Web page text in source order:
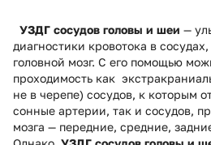
УЗДГ сосудов головы и шеи —
диагностики кровотока в
головной мозг. С его помощью
проходимость как
не в черепе) сосудов, к которым
сонные артерии, так и сосудов,
мозга — передние, средние,